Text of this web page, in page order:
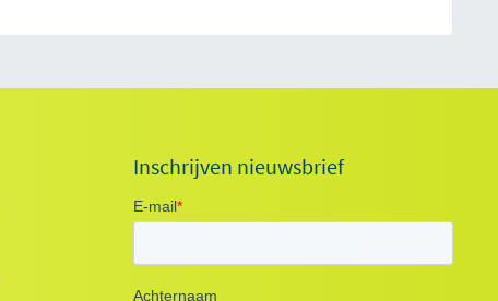
Inschrijven nieuwsbrief